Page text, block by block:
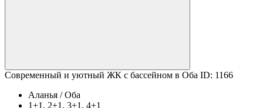
Современный и уютный ЖК с бассейном в Оба ID: 1166
Аланья / Оба
1+1, 2+1, 3+1, 4+1